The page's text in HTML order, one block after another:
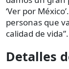
‘Ver por
personas que
calidad de vida”.
Detalles